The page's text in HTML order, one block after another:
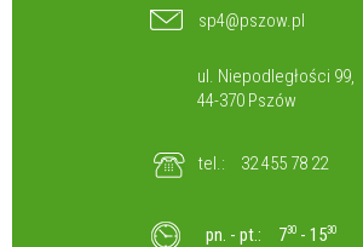
sp4@pszow.pl
ul. Niepodległości 99,
44-370 Pszów
tel.: 32 455 78 22
pn. - pt.: 730 - 1530